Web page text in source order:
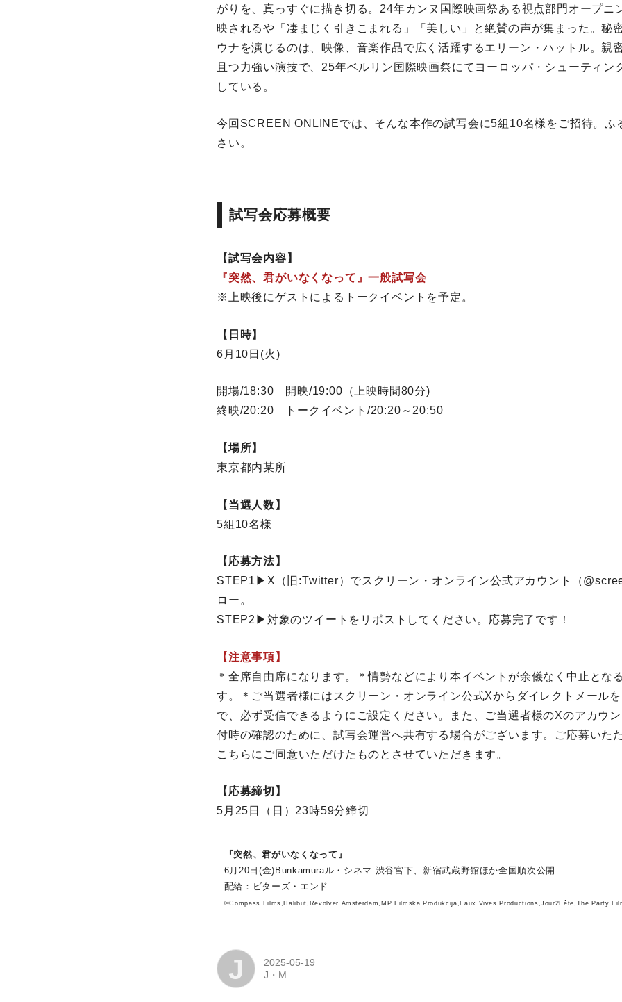
がりを、真っすぐに描き切る。24年カンヌ国際映画祭ある視点部門オープニ
映されるや「凄まじく引きこまれる」「美しい」と絶賛の声が集まった。秘
ウナを演じるのは、映像、音楽作品で広く活躍するエリーン・ハットル。親
且つ力強い演技で、25年ベルリン国際映画祭にてヨーロッパ・シューティン
している。
今回SCREEN ONLINEでは、そんな本作の試写会に5組10名様をご招待。ふ
さい。
試写会応募概要
【試写会内容】
『突然、君がいなくなって』一般試写会
※上映後にゲストによるトークイベントを予定。
【日時】
6月10日(火)
開場/18:30 開映/19:00（上映時間80分)
終映/20:20 トークイベント/20:20～20:50
【場所】
東京都内某所
【当選人数】
5組10名様
【応募方法】
STEP1▶X（旧:Twitter）でスクリーン・オンライン公式アカウント（
ロー。
STEP2▶対象のツイートをリポストしてください。応募完了です！
【注意事項】
＊全席自由席になります。＊情勢などにより本イベントが余儀なく中止とな
す。＊ご当選者様にはスクリーン・オンライン公式Xからダイレクトメール
で、必ず受信できるようにご設定ください。また、ご当選者様のXのアカウ
付時の確認のために、試写会運営へ共有する場合がございます。ご応募いた
こちらにご同意いただけたものとさせていただきます。
【応募締切】
5月25日（日）23時59分締切
『突然、君がいなくなって』
6月20日(金)Bunkamuraル・シネマ 渋谷宮下、新宿武蔵野館ほか全国順次公開
配給：ビターズ・エンド
©Compass Films,Halibut,Revolver Amsterdam,MP Filmska Produkcija,Eaux Vives Productions,Jour2Fête,The Party
J
2025-05-19
J・M